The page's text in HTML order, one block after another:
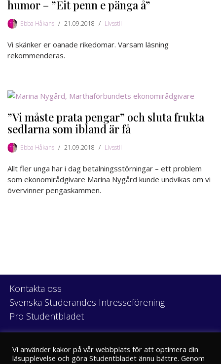
humor – ”Eit penn e pänga å”
Ebba Håkans 21.09.2018 Livsstil
Vi skänker er oanade rikedomar. Varsam läsning
rekommenderas.
”Vi måste prata pengar” och sluta frukta
sedlarna som ibland är få
Ebba Håkans 21.09.2018 Livsstil
Allt fler unga har i dag betalningsstörningar – ett problem
som ekonomirådgivare Marina Nygård kunde undvikas om vi
övervinner pengaskammen.
Kontakta oss
Svenska Studerandes Intresseförening
Pro Studentbladet
Vi använder kakor på vår webbplats för att optimera din
läsupplevelse och göra Studentbladet ännu bättre. Genom